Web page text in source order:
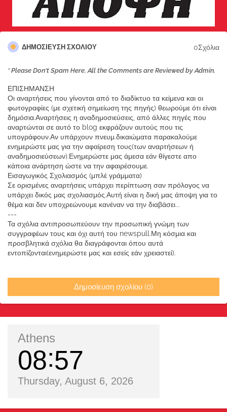
ΔΗΜΟΣΊΕΥΣΗ ΣΧΟΛΊΟΥ 0Σχόλια
* Please Don't Spam Here. All the Comments are Reviewed by Admin.
ΕΠΙΣΗΜΑΝΣΗ
Οι αναρτήσεις που γίνονται από το διαδίκτυο τα κείμενα και οι
φωτογραφίες (με σχετική σημείωση της πηγής) θεωρούμε ότι είναι
δημόσια.Αναρτήσεις η αναδημοσιεύσεις, από άλλες πηγές που
αναρτώνται σε αυτό το blog εκφράζουν αυτούς που τις
υπογράφουν.Αν υπάρχουν πνευμ.δικαιώματα παρακαλούμε
ενημερώστε μας για την αφαίρεση τους(των αναρτήσεων ή
αναδημοσιεύσεων).Ενημερώστε μας άμεσα εάν θίγεστε απο
κάποια ανάρτηση ώστε να την αφαιρέσουμε.
Εισαγωγικός Σχολιασμός (μπλέ γράμματα)
Σε ορισμένες αναρτήσεις υπάρχει περίπτωση σαν πρόλογος να
υπάρχει δικός μας σχολιασμός.Αυτή είναι η δική μας άποψη για το
θέμα και δεν υποχρεώνουμε κανέναν να την διαβάσει...
---
Τα σχόλια αντιπροσωπεύουν την προσωπική γνώμη των
συγγραφέων τους και όχι αυτή του newspull.Μη κόσμια και
προσβλητικά σχόλια θα διαγράφονται όπου αυτά
εντοπίζονται(ενημερώστε μας και εσείς εάν χρειαστεί).
Δημοσίευση σχολίου (0)
Athens
08 57
Thursday, August 6, 2026